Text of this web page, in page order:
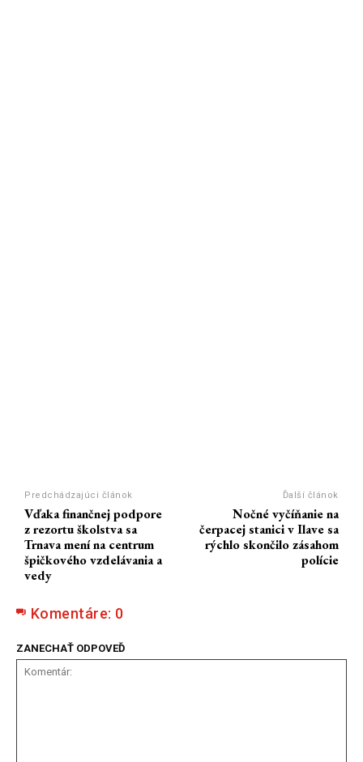
Predchádzajúci článok
Vďaka finančnej podpore
z rezortu školstva sa
Trnava mení na centrum
špičkového vzdelávania a
vedy
Ďalší článok
Nočné vyčíňanie na
čerpacej stanici v Ilave sa
rýchlo skončilo zásahom
polície
Komentáre: 0
ZANECHAŤ ODPOVEĎ